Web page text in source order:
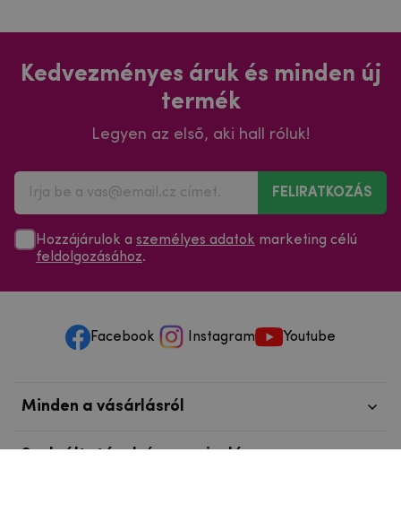
Kedvezményes áruk és minden új
termék
Legyen az első, aki hall róluk!
FELIRATKOZÁS
Hozzájárulok a személyes adatok marketing célú
feldolgozásához.
Facebook Instagram Youtube
Minden a vásárlásról